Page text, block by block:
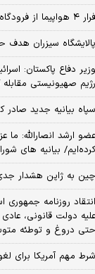
فرار ۴ هواپیما از فرودگاه عربستان/ ماجرا چیست؟
پالایشگاه سیزران هدف
وزیر دفاع پاکستان:
رژیم صهیونیستی مقابله
سپاه بیانیه جدید صادر
عضو ارشد انصارالله:
کرده‌ایم/ بیانیه‌ های
چین به ژاپن هشدار
انتقاد روزنامه
علیه دولت قانونی،
حتی دروغ و توطئه
شرط مهم آمریکا برای